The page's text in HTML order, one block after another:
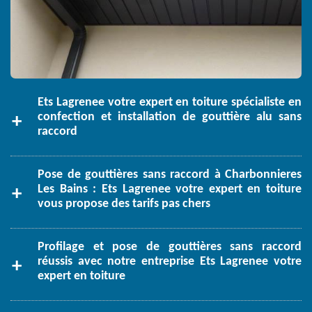
Ets Lagrenee votre expert en toiture spécialiste en
confection et installation de gouttière alu sans
raccord
Pose de gouttières sans raccord à Charbonnieres
Les Bains : Ets Lagrenee votre expert en toiture
vous propose des tarifs pas chers
Profilage et pose de gouttières sans raccord
réussis avec notre entreprise Ets Lagrenee votre
expert en toiture